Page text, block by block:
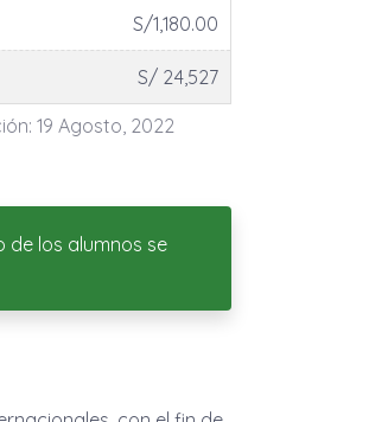
S/1,180.00
S/ 24,527
19 Agosto, 2022
de los alumnos se